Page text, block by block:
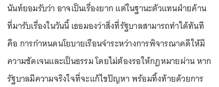
นันท์ยอมรับว่า อาจเป็นเรื่องยาก แต่ในฐานะตัวแทนฝ่ายค้าน
ที่มารับเรื่องในวันนี้ เธอมองว่าสิ่งที่รัฐบาลสามารถทำได้ทันที
คือ การกำหนดนโยบายเรือนจำระหว่างการพิจารณาคดีให้มี
ความชัดเจนและเป็นธรรม โดยไม่ต้องรอให้กฎหมายผ่าน หาก
รัฐบาลมีความจริงใจที่จะแก้ไขปัญหา พร้อมทิ้งท้ายด้วยการ